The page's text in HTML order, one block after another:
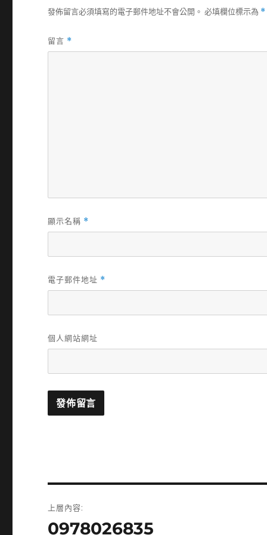
發佈留言必須填寫的電子郵件地址不會公開。 必填欄位標示為 *
留言 *
顯示名稱 *
電子郵件地址 *
個人網站網址
章
上層內容:
0978026835